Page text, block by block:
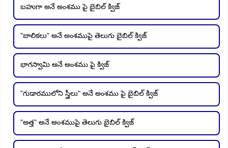
బహుగా అనే అంశము పై బైబిల్ క్విజ్
"బాలికలు" అనే అంశముపై తెలుగు బైబిల్ క్విజ్
భాగస్వామి అనే అంశము పై క్విజ్
"గుడారములోని స్త్రీలు" అనే అంశము పై బైబిల్ క్విజ్
"అత్త" అనే అంశముపై తెలుగు బైబిల్ క్విజ్